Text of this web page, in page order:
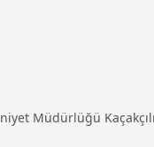
Müdürlüğü